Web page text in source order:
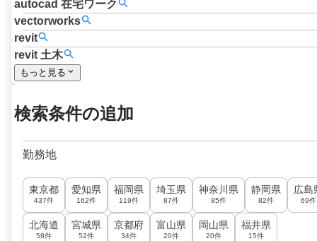
autocad 在宅ワーク
vectorworks
revit
revit 土木
もっと見る
検索条件の追加
勤務地
東京都
437件
愛知県
162件
福岡県
119件
埼玉県
87件
神奈川県
85件
静岡県
82件
広島
69件
北海道
58件
宮城県
52件
京都府
34件
富山県
20件
岡山県
20件
福井県
15件